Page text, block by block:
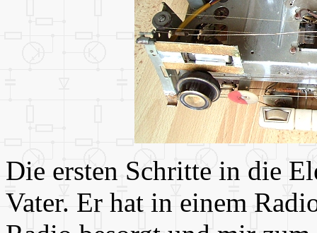
Die ersten Schritte in die
Vater. Er hat in einem